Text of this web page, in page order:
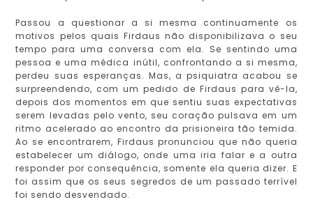
Passou a questionar a si mesma continuamente os
motivos pelos quais Firdaus não disponibilizava o seu
tempo para uma conversa com ela. Se sentindo uma
pessoa e uma médica inútil, confrontando a si mesma,
perdeu suas esperanças. Mas, a psiquiatra acabou se
surpreendendo, com um pedido de Firdaus para vê-la,
depois dos momentos em que sentiu suas expectativas
serem levadas pelo vento, seu coração pulsava em um
ritmo acelerado ao encontro da prisioneira tão temida.
Ao se encontrarem, Firdaus pronunciou que não queria
estabelecer um diálogo, onde uma iria falar e a outra
responder por consequência, somente ela queria dizer. E
foi assim que os seus segredos de um passado terrível
foi sendo desvendado.